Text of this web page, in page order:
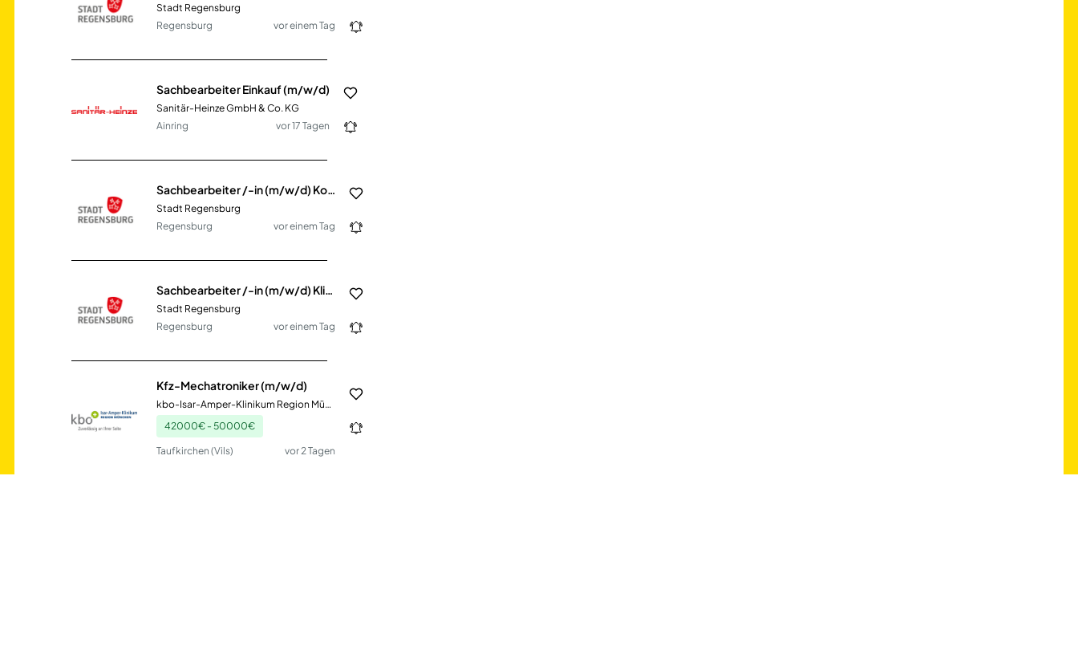
Stadt Regensburg
Regensburg
vor einem Tag
Sachbearbeiter Einkauf (m/w/d)
Sanitär-Heinze GmbH & Co. KG
Ainring
vor 17 Tagen
Sachbearbeiter /-in (m/w/d) Kommunales Objektmanagement
Stadt Regensburg
Regensburg
vor einem Tag
Sachbearbeiter /-in (m/w/d) Klimakoordination und -kommunikation
Stadt Regensburg
Regensburg
vor einem Tag
Kfz-Mechatroniker (m/w/d)
kbo-Isar-Amper-Klinikum Region München
42000€ - 50000€
Taufkirchen (Vils) vor 2 Tagen